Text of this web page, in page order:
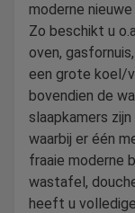
moderne
Zo beschikt u
oven,
een grote koel/
bovendien de
slaapkamers
waarbij er één
fraaie moderne
wastafel,
heeft u